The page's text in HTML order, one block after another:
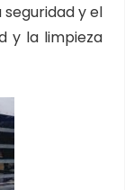
y el
y la limpieza